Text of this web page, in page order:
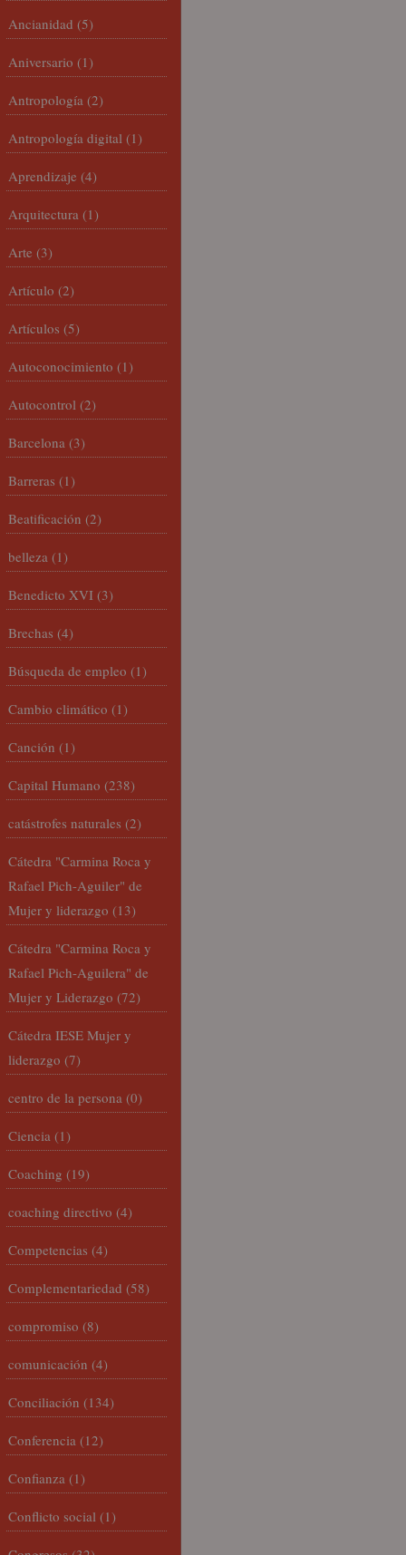
Ancianidad (5)
Aniversario (1)
Antropología (2)
Antropología digital (1)
Aprendizaje (4)
Arquitectura (1)
Arte (3)
Artículo (2)
Artículos (5)
Autoconocimiento (1)
Autocontrol (2)
Barcelona (3)
Barreras (1)
Beatificación (2)
belleza (1)
Benedicto XVI (3)
Brechas (4)
Búsqueda de empleo (1)
Cambio climático (1)
Canción (1)
Capital Humano (238)
catástrofes naturales (2)
Cátedra "Carmina Roca y
Rafael Pich-Aguiler" de
Mujer y liderazgo (13)
Cátedra "Carmina Roca y
Rafael Pich-Aguilera" de
Mujer y Liderazgo (72)
Cátedra IESE Mujer y
liderazgo (7)
centro de la persona (0)
Ciencia (1)
Coaching (19)
coaching directivo (4)
Competencias (4)
Complementariedad (58)
compromiso (8)
comunicación (4)
Conciliación (134)
Conferencia (12)
Confianza (1)
Conflicto social (1)